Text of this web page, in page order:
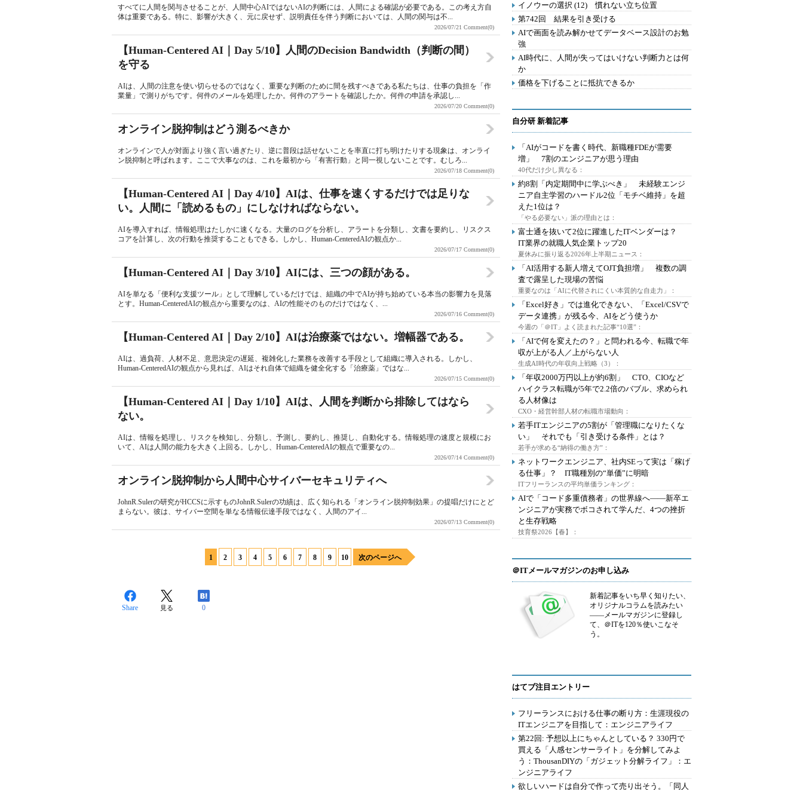
すべてに人間を関与させることが、人間中心AIではないAIの判断には、人間による確認が必要である。この考え方自
体は重要である。特に、影響が大きく、元に戻せず、説明責任を伴う判断においては、人間の関与は不...
2026/07/21 Comment(0)
【Human-Centered AI｜Day 5/10】人間のDecision Bandwidth（判断の間）
を守る
AIは、人間の注意を使い切らせるのではなく、重要な判断のために間を残すべきである私たちは、仕事の負担を「作
業量」で測りがちです。何件のメールを処理したか。何件のアラートを確認したか。何件の申請を承認し...
2026/07/20 Comment(0)
オンライン脱抑制はどう測るべきか
オンラインで人が対面より強く言い過ぎたり、逆に普段は話せないことを率直に打ち明けたりする現象は、オンライ
ン脱抑制と呼ばれます。ここで大事なのは、これを最初から「有害行動」と同一視しないことです。むしろ...
2026/07/18 Comment(0)
【Human-Centered AI｜Day 4/10】AIは、仕事を速くするだけでは足りな
い。人間に「読めるもの」にしなければならない。
AIを導入すれば、情報処理はたしかに速くなる。大量のログを分析し、アラートを分類し、文書を要約し、リスクス
コアを計算し、次の行動を推奨することもできる。しかし、Human-CenteredAIの観点か...
2026/07/17 Comment(0)
【Human-Centered AI｜Day 3/10】AIには、三つの顔がある。
AIを単なる「便利な支援ツール」として理解しているだけでは、組織の中でAIが持ち始めている本当の影響力を見落
とす。Human-CenteredAIの観点から重要なのは、AIの性能そのものだけではなく、...
2026/07/16 Comment(0)
【Human-Centered AI｜Day 2/10】AIは治療薬ではない。増幅器である。
AIは、過負荷、人材不足、意思決定の遅延、複雑化した業務を改善する手段として組織に導入される。しかし、
Human-CenteredAIの観点から見れば、AIはそれ自体で組織を健全化する「治療薬」ではな...
2026/07/15 Comment(0)
【Human-Centered AI｜Day 1/10】AIは、人間を判断から排除してはなら
ない。
AIは、情報を処理し、リスクを検知し、分類し、予測し、要約し、推奨し、自動化する。情報処理の速度と規模にお
いて、AIは人間の能力を大きく上回る。しかし、Human-CenteredAIの観点で重要なの...
2026/07/14 Comment(0)
オンライン脱抑制から人間中心サイバーセキュリティへ
JohnR.Sulerの研究がHCCSに示すものJohnR.Sulerの功績は、広く知られる「オンライン脱抑制効果」の提唱だけにとど
まらない。彼は、サイバー空間を単なる情報伝達手段ではなく、人間のアイ...
2026/07/13 Comment(0)
1 2 3 4 5 6 7 8 9 10 次のページへ
Share 見る 0
イノウーの選択 (12) 慣れない立ち位置
第742回 結果を引き受ける
AIで画面を読み解かせてデータベース設計のお勉
強
AI時代に、人間が失ってはいけない判断力とは何
か
価格を下げることに抵抗できるか
自分研 新着記事
「AIがコードを書く時代、新職種FDEが需要
増」 7割のエンジニアが思う理由
40代だけ少し異なる：
約8割「内定期間中に学ぶべき」 未経験エンジ
ニア自主学習のハードル2位「モチベ維持」を超
えた1位は？
「やる必要ない」派の理由とは：
富士通を抜いて2位に躍進したITベンダーは？
IT業界の就職人気企業トップ20
夏休みに振り返る2026年上半期ニュース：
「AI活用する新人増えてOJT負担増」 複数の調
査で露呈した現場の苦悩
重要なのは「AIに代替されにくい本質的な自走力」：
「Excel好き」では進化できない、「Excel/CSVで
データ連携」が残る今、AIをどう使うか
今週の「＠IT」よく読まれた記事“10選”：
「AIで何を変えたの？」と問われる今、転職で年
収が上がる人／上がらない人
生成AI時代の年収向上戦略（3）：
「年収2000万円以上が約6割」 CTO、CIOなど
ハイクラス転職が5年で2.2倍のバブル、求められ
る人材像は
CXO・経営幹部人材の転職市場動向：
若手ITエンジニアの5割が「管理職になりたくな
い」 それでも「引き受ける条件」とは？
若手が求める“納得の働き方”：
ネットワークエンジニア、社内SEって実は「稼げ
る仕事」？ IT職種別の“単価”に明暗
ITフリーランスの平均単価ランキング：
AIで「コード多重債務者」の世界線へ――新卒エ
ンジニアが実務でボコされて学んだ、4つの挫折
と生存戦略
技育祭2026【春】：
＠ITメールマガジンのお申し込み
新着記事をいち早く知りたい、
オリジナルコラムを読みたい
――メールマガジンに登録し
て、＠ITを120％使いこなそ
う。
はてブ注目エントリー
フリーランスにおける仕事の断り方：生涯現役の
ITエンジニアを目指して：エンジニアライフ
第22回: 予想以上にちゃんとしている？ 330円で
買える「人感センサーライト」を分解してみよ
う：ThousanDIYの「ガジェット分解ライフ」：エ
ンジニアライフ
欲しいハードは自分で作って売り出そう。「同人